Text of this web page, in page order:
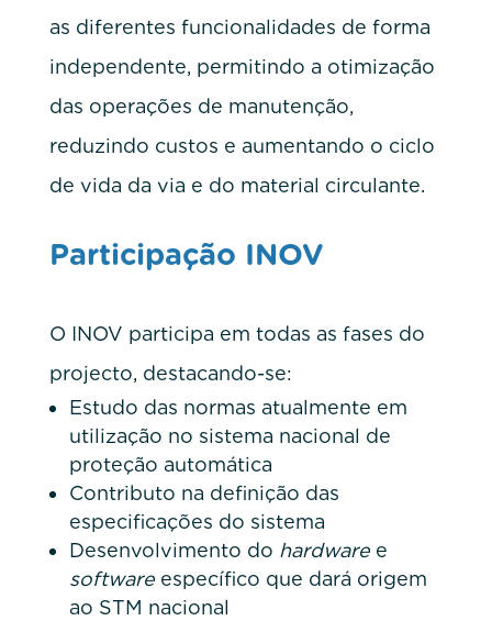
as diferentes funcionalidades de forma
independente, permitindo a otimização
das operações de manutenção,
reduzindo custos e aumentando o ciclo
de vida da via e do material circulante.
Participação INOV
O INOV participa em todas as fases do
projecto, destacando-se:
Estudo das normas atualmente em
utilização no sistema nacional de
proteção automática
Contributo na definição das
especificações do sistema
Desenvolvimento do hardwaree
softwareespecífico que dará origem
ao STM nacional